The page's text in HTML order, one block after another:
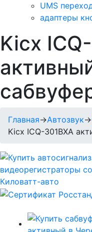
UMS
адаптеры
Kicx
активный
Главная→Автозвук→
Kicx ICQ-301BXA